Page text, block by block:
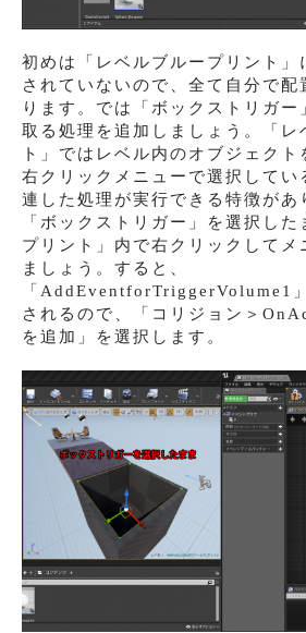
初めは「レベルブループリント」
されていないので、全て自分で配
ります。では「ボックストリガー
取る処理を追加しましょう。「レ
ト」ではレベル内のオブジェクト
右クリックメニューで選択してい
連した処理が実行できる特徴があ
「ボックストリガー」を選択し
プリント」内で右クリックしてメ
ましょう。すると、
「AddEventforTriggerVolume1
されるので、「コリジョン＞
を追加」を選択します。